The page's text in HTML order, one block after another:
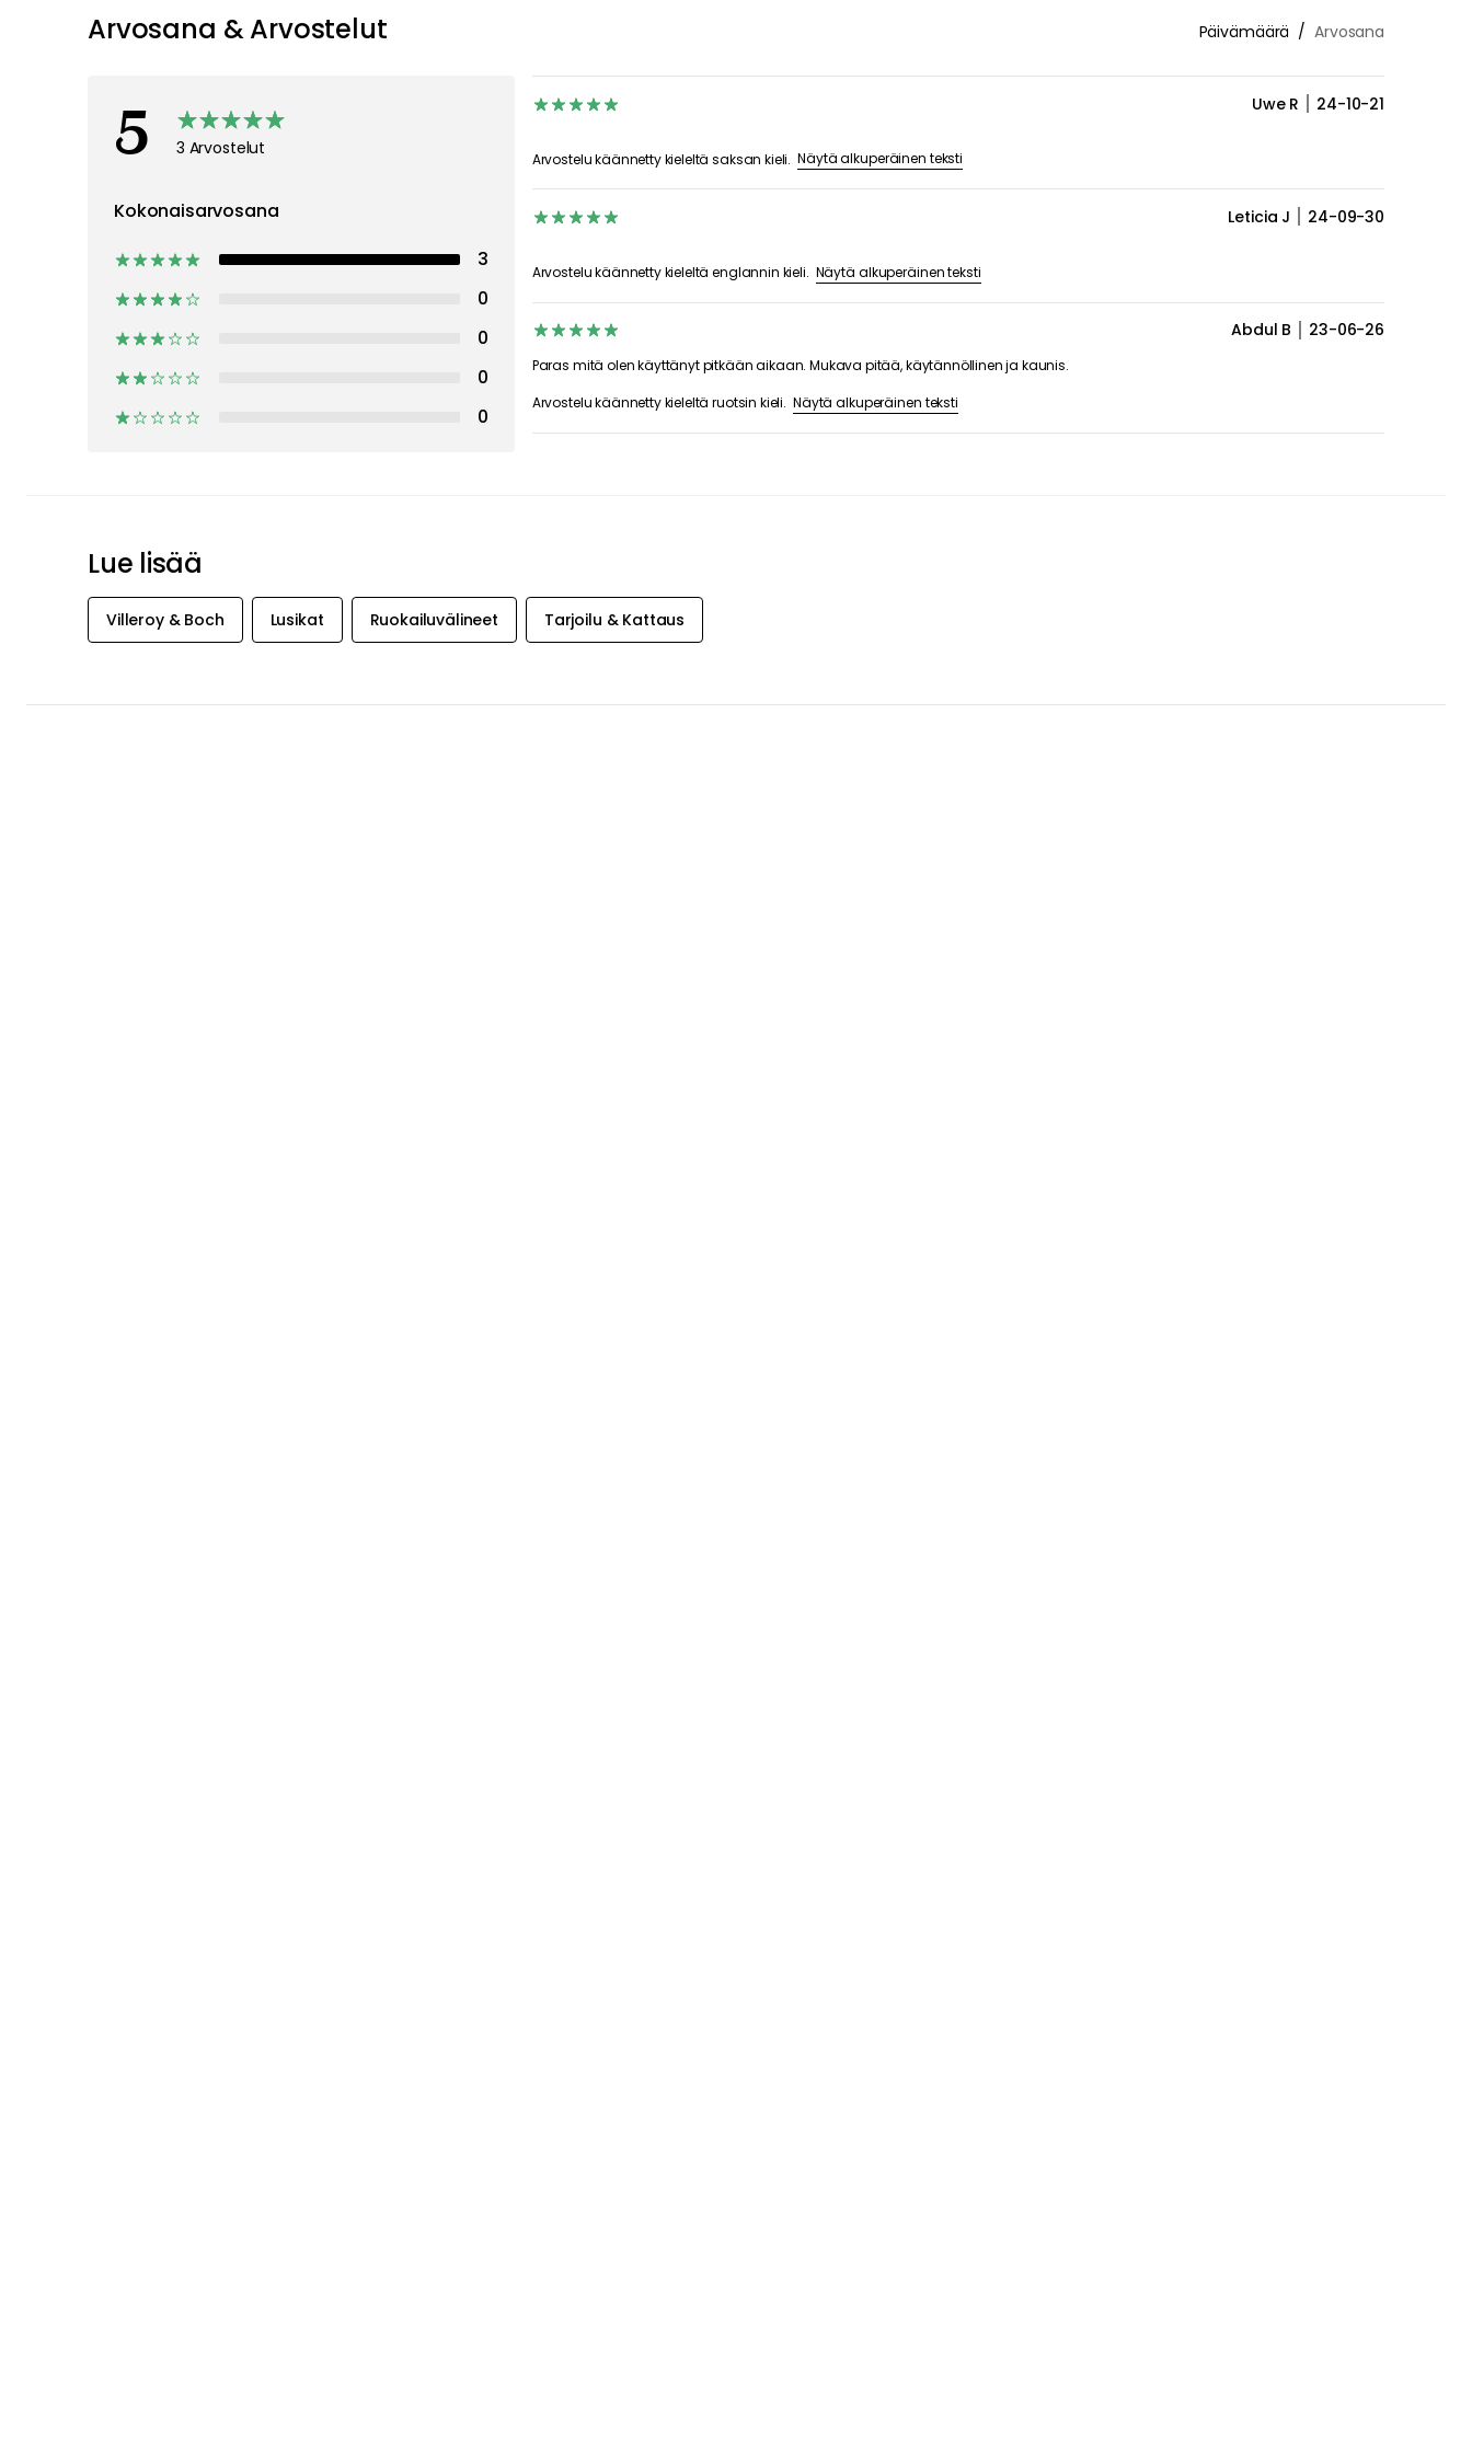
Arvosana & Arvostelut
5 3 Arvostelut
Kokonaisarvosana
3
0
0
0
0
Päivämäärä Arvosana
Uwe R 24-10-21
Arvostelu käännetty kieleltä saksan kieli. Näytä alkuperäinen teksti
Leticia J 24-09-30
Arvostelu käännetty kieleltä englannin kieli. Näytä alkuperäinen teksti
Abdul B 23-06-26
Paras mitä olen käyttänyt pitkään aikaan. Mukava pitää, käytännöllinen ja kaunis.
Arvostelu käännetty kieleltä ruotsin kieli. Näytä alkuperäinen teksti
Lue lisää
Villeroy & Boch Lusikat Ruokailuvälineet Tarjoilu & Kattaus